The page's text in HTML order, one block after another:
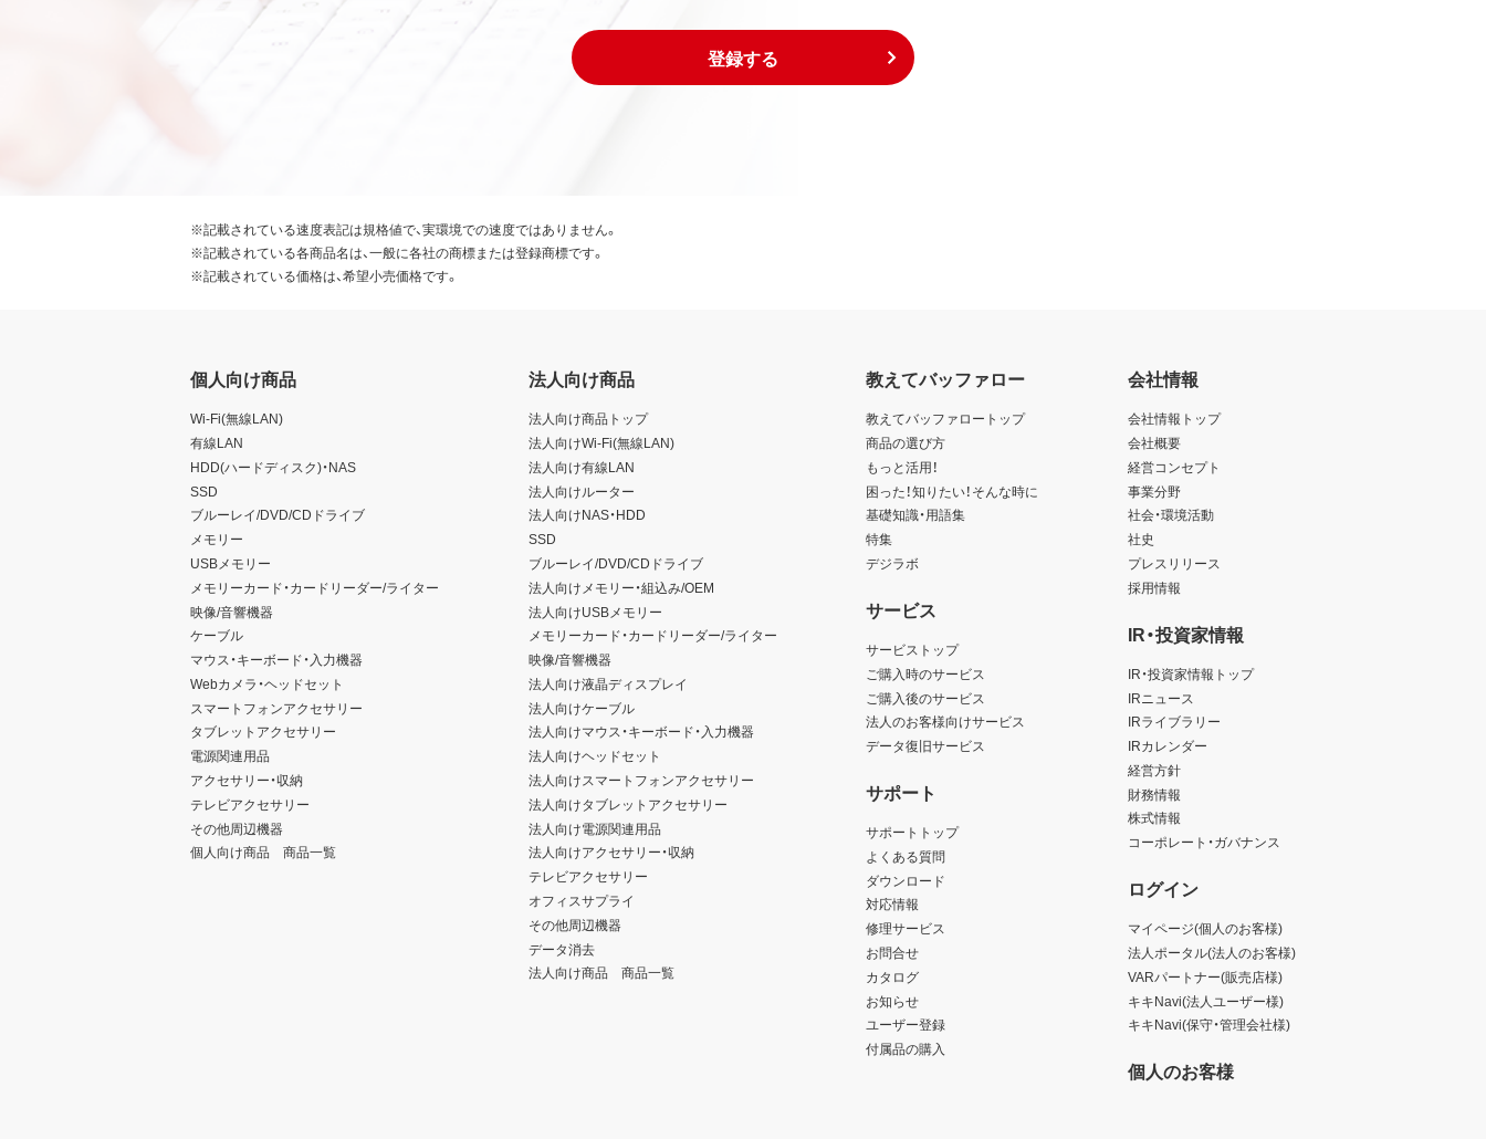
登録する
※記載されている速度表記は規格値で、実環境での速度ではありません。
※記載されている各商品名は、一般に各社の商標または登録商標です。
※記載されている価格は、希望小売価格です。
個人向け商品
Wi-Fi(無線LAN)
有線LAN
HDD(ハードディスク)・NAS
SSD
ブルーレイ/DVD/CDドライブ
メモリー
USBメモリー
メモリーカード・カードリーダー/ライター
映像/音響機器
ケーブル
マウス・キーボード・入力機器
Webカメラ・ヘッドセット
スマートフォンアクセサリー
タブレットアクセサリー
電源関連用品
アクセサリー・収納
テレビアクセサリー
その他周辺機器
個人向け商品 商品一覧
法人向け商品
法人向け商品トップ
法人向けWi-Fi(無線LAN)
法人向け有線LAN
法人向けルーター
法人向けNAS・HDD
SSD
ブルーレイ/DVD/CDドライブ
法人向けメモリー・組込み/OEM
法人向けUSBメモリー
メモリーカード・カードリーダー/ライター
映像/音響機器
法人向け液晶ディスプレイ
法人向けケーブル
法人向けマウス・キーボード・入力機器
法人向けヘッドセット
法人向けスマートフォンアクセサリー
法人向けタブレットアクセサリー
法人向け電源関連用品
法人向けアクセサリー・収納
テレビアクセサリー
オフィスサプライ
その他周辺機器
データ消去
法人向け商品 商品一覧
教えてバッファロー
教えてバッファロートップ
商品の選び方
もっと活用！
困った！知りたい！そんな時に
基礎知識・用語集
特集
デジラボ
サービス
サービストップ
ご購入時のサービス
ご購入後のサービス
法人のお客様向けサービス
データ復旧サービス
サポート
サポートトップ
よくある質問
ダウンロード
対応情報
修理サービス
お問合せ
カタログ
お知らせ
ユーザー登録
付属品の購入
会社情報
会社情報トップ
会社概要
経営コンセプト
事業分野
社会・環境活動
社史
プレスリリース
採用情報
IR・投資家情報
IR・投資家情報トップ
IRニュース
IRライブラリー
IRカレンダー
経営方針
財務情報
株式情報
コーポレート・ガバナンス
ログイン
マイページ(個人のお客様)
法人ポータル(法人のお客様)
VARパートナー(販売店様)
キキNavi(法人ユーザー様)
キキNavi(保守・管理会社様)
個人のお客様